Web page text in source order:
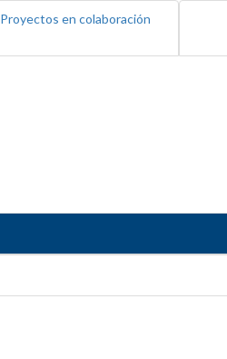
Proyectos en colaboración